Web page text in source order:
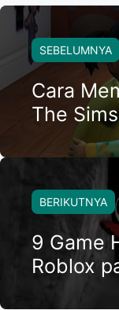
SEBELUMNYA
Cara
The
BERIKUTNYA
9 Game
Roblox